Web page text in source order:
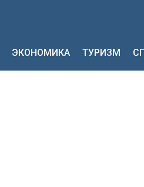
ЭКОНОМИКА ТУРИЗМ